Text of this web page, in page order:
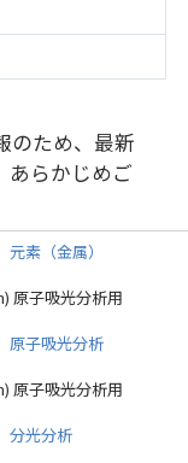
のため、最新
あらかじめご
元素（金属）
原子吸光分析用
原子吸光分析
原子吸光分析用
分光分析